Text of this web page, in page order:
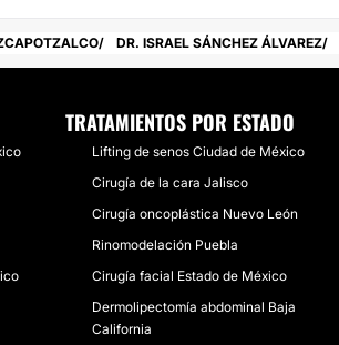
DR. ISRAEL SÁNCHEZ ÁLVAREZ
TRATAMIENTOS POR ESTADO
Lifting de senos Ciudad de México
Cirugía de la cara Jalisco
Cirugía oncoplástica Nuevo León
Rinomodelación Puebla
Cirugía facial Estado de México
Dermolipectomía abdominal Baja
California